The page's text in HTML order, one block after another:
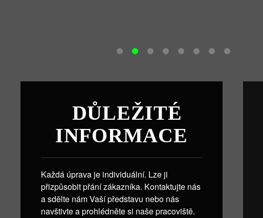
DŮLEŽITÉ
INFORMACE
Každá úprava je individuální. Lze ji
přizpůsobit přání zákazníka. Kontaktujte nás
a sdělte nám Vaší představu nebo nás
navštivte a prohlédněte si naše pracoviště.